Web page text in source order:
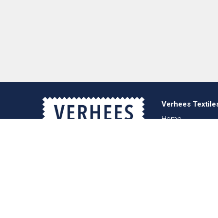
Verhees
Home